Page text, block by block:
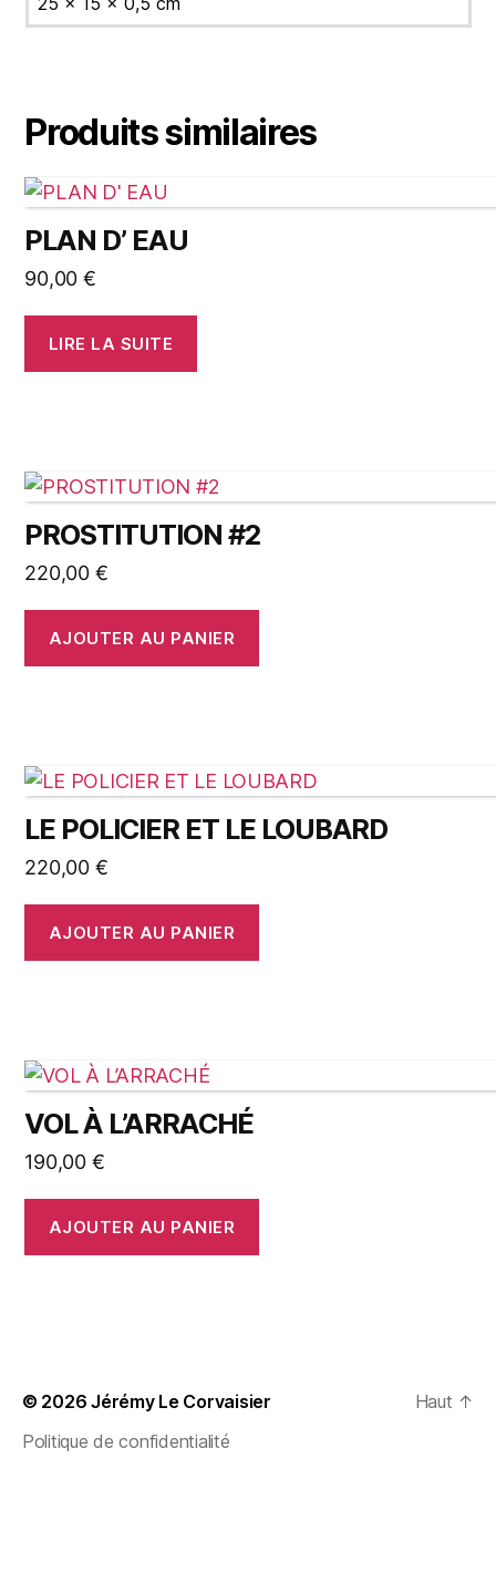
Produits similaires
PLAN D’ EAU
90,00 €
LIRE LA SUITE
PROSTITUTION #2
220,00 €
AJOUTER AU PANIER
LE POLICIER ET LE LOUBARD
220,00 €
AJOUTER AU PANIER
VOL À L’ARRACHÉ
190,00 €
AJOUTER AU PANIER
© 2026Jérémy Le Corvaisier
Politique de confidentialité
Haut ↑